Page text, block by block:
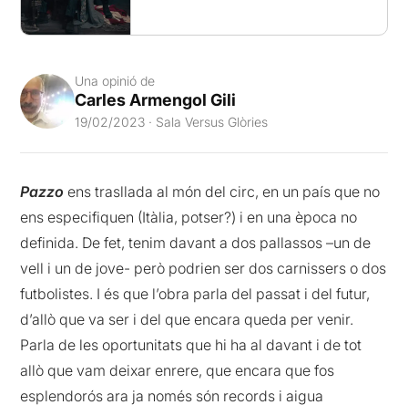
Una opinió de
Carles Armengol Gili
19/02/2023 · Sala Versus Glòries
Pazzo ens trasllada al món del circ, en un país que no
ens especifiquen (Itàlia, potser?) i en una època no
definida. De fet, tenim davant a dos pallassos –un de
vell i un de jove- però podrien ser dos carnissers o dos
futbolistes. I és que l’obra parla del passat i del futur,
d’allò que va ser i del que encara queda per venir.
Parla de les oportunitats que hi ha al davant i de tot
allò que vam deixar enrere, que encara que fos
esplendorós ara ja només són records i aigua